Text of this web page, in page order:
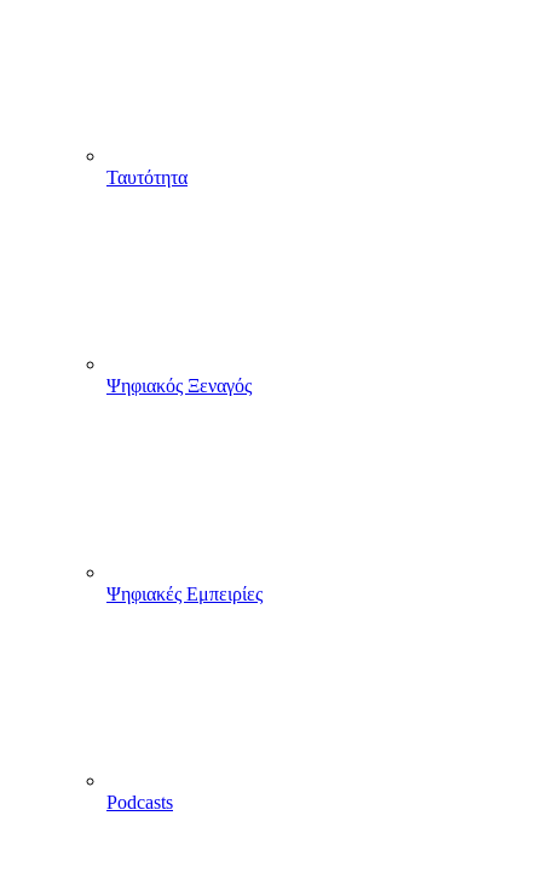
Ταυτότητα
Ψηφιακός Ξεναγός
Ψηφιακές Εμπειρίες
Podcasts